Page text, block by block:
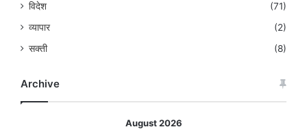
विदेश
(71)
व्यापार
(2)
सक्ती
(8)
Archive
August 2026